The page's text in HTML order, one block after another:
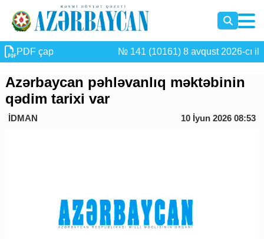
PDF çap № 141 (10161) 8 avqust 2026-cı il
Azərbaycan pəhləvanlıq məktəbinin
qədim tarixi var
İDMAN 10 İyun 2026 08:53